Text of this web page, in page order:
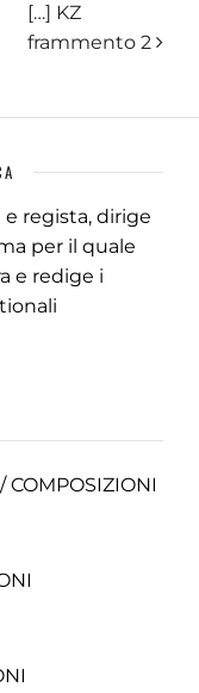
[…] KZ
frammento 2
regista, dirige
per il quale
e redige i
COMPOSIZIONI